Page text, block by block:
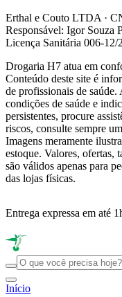
Erthal e Couto LTDA ·
Responsável: Igor Souza
Licença Sanitária 006-12/
Drogaria H7 atua em
Conteúdo deste site é
de profissionais de
condições de saúde e
persistentes, procure
riscos, consulte sempre
Imagens meramente
estoque. Valores, ofertas,
são válidos apenas para
das lojas físicas.
Entrega expressa em até
Início